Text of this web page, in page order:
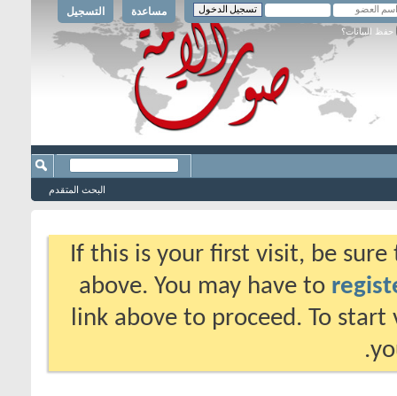
التسجيل مساعدة
حفظ البيانات؟
البحث المتقدم
If this is your first visit, be
above. You may have to
link above to proceed. To